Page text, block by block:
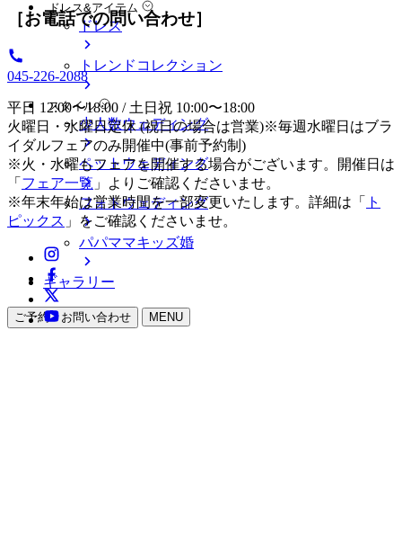
ドレス&アイテム
ドレス
トレンドコレクション
スタイル
少人数ウェディング
ペットウェディング
フォトウェディング
パパママキッズ婚
ギャラリー
ご予約・お問い合わせ MENU
［お電話での問い合わせ］
045-226-2088
平日 12:00〜18:00 / 土日祝 10:00〜18:00
火曜日・水曜日定休 (祝日の場合は営業)※毎週水曜日はブラ
イダルフェアのみ開催中(事前予約制)
※火・水曜もフェアを開催する場合がございます。開催日は
「 フェア一覧 」よりご確認くださいませ。
※年末年始は営業時間を一部変更いたします。詳細は「
ト
ピックス 」をご確認くださいませ。